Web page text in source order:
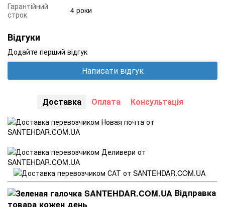
Гарантійний
строк
4 роки
Відгуки
Додайте перший відгук
Написати відгук
Доставка Оплата Консультація
Відправка
товара кожен день